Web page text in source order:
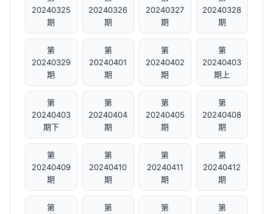
20240325
期
20240326
期
20240327
期
20240328
期
第
20240329
期
第
20240401
期
第
20240402
期
第
20240403
期上
第
20240403
期下
第
20240404
期
第
20240405
期
第
20240408
期
第
20240409
期
第
20240410
期
第
20240411
期
第
20240412
期
第
第
第
第